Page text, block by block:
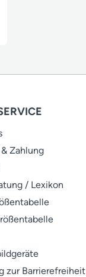
Zahlung
/ Lexikon
zur Barrierefreiheit